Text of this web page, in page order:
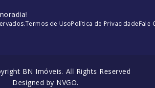
Termos de UsoPolítica de PrivacidadeFale
BN Imóveis. All Rights Reserved
Designed by NVGO.